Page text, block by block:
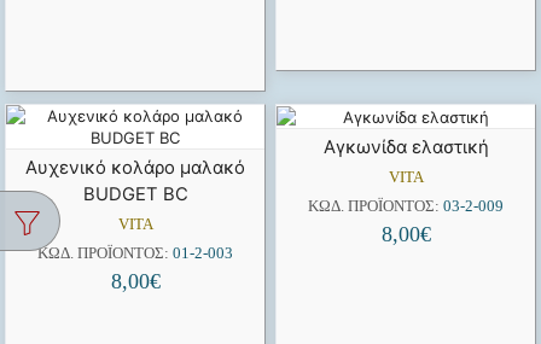
Αυχενικό κολάρο μαλακό
ΒUDGET BC
VITA
ΚΩΔ. ΠΡΟΪΌΝΤΟΣ: 01-2-003
8,00€
Αγκωνίδα ελαστική
VITA
ΚΩΔ. ΠΡΟΪΌΝΤΟΣ: 03-2-009
8,00€